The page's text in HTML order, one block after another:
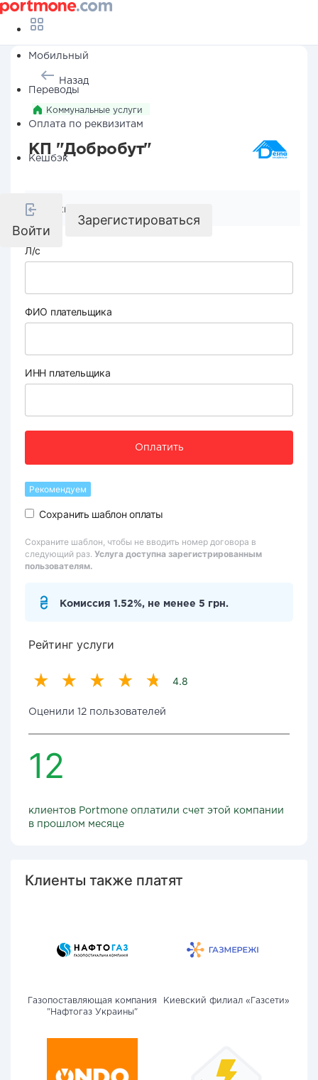
Мобильный
Переводы
Оплата по реквизитам
Кешбэк
Войти
Зарегистироваться
Назад
Коммунальные услуги
КП "Добробут"
Реквизиты компании
Л/с
ФИО плательщика
ИНН плательщика
Оплатить
Рекомендуем
Сохранить шаблон оплаты
Сохраните шаблон, чтобы не вводить номер договора в
следующий раз. Услуга доступна зарегистрированным
пользователям.
Комиссия 1.52%, не менее 5 грн.
Рейтинг услуги
4.8
Оценили 12 пользователей
12
клиентов Portmone оплатили счет этой компании
в прошлом месяце
Клиенты также платят
Газопоставляющая компания
"Нафтогаз Украины"
Киевский филиал «Газсети»